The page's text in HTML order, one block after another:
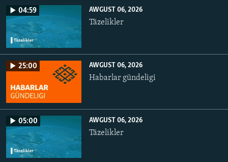
04:59 AWGUST 06, 2026
Täzelikler
25:00 AWGUST 06, 2026
Habarlar gündeligi
05:00 AWGUST 06, 2026
Täzelikler